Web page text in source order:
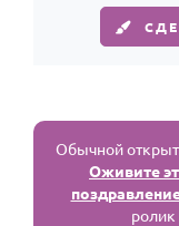
Обычной
Оживите
ролик